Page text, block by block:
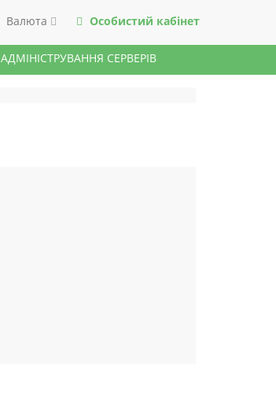
Валюта Особистий кабінет
АДМІНІСТРУВАННЯ СЕРВЕРІВ